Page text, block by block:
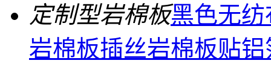
定制型岩棉板黑色无
岩棉板插丝岩棉板贴